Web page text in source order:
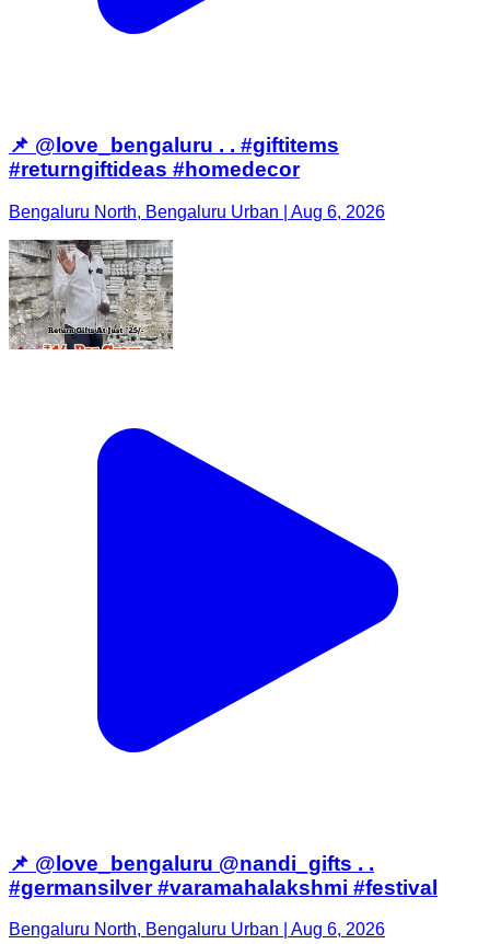
📌 @love_bengaluru . . #giftitems
#returngiftideas #homedecor
Bengaluru North, Bengaluru Urban | Aug 6, 2026
📌 @love_bengaluru @nandi_gifts . .
#germansilver #varamahalakshmi #festival
Bengaluru North, Bengaluru Urban | Aug 6, 2026